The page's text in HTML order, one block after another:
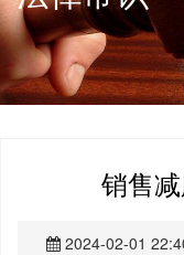
销售
2024-02-01